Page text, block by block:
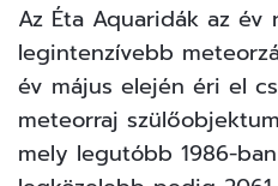
Az Éta Aquaridák az év
legintenzívebb
év május elején éri el
meteorraj
mely legutóbb 1986-